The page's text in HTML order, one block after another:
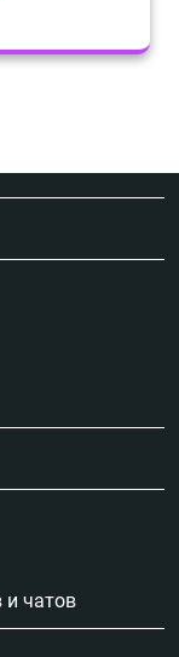
и чатов